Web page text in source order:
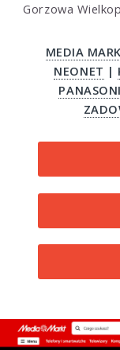
Gorzowa
MEDIA
NEONET |